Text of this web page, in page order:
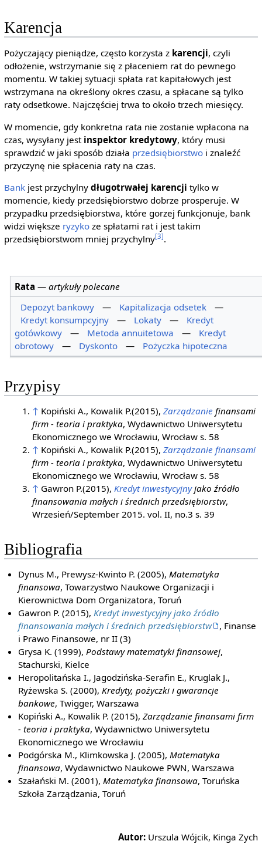
Karencja
Pożyczający pieniądze, często korzysta z karencji, czyli
odłożenie, wstrzymanie się z płaceniem rat do pewnego
momentu. W takiej sytuacji spłata rat kapitałowych jest
wstrzymana na określony okres czasu, a spłacane są tylko
raty odsetkowe. Najczęściej trwa to około trzech miesięcy.
W momencie, gdy konkretna rata nie zostanie wpłacona na
czas, wysyłany jest inspektor kredytowy, który musi
sprawdzić w jaki sposób działa przedsiębiorstwoi znaleźć
przyczynę nie spłacenia raty na czas.
Bankjest przychylny długotrwałej karencji tylko w
momencie, kiedy przedsiębiorstwo dobrze prosperuje. W
przypadku przedsiębiorstwa, które gorzej funkcjonuje, bank
widzi większe ryzykoze spłatami rat i jest takim
przedsiębiorstwom mniej przychylny[3].
Rata —artykuły polecane
Depozyt bankowy
— Kapitalizacja odsetek
—
Kredyt konsumpcyjny
— Lokaty —
Kredyt
gotówkowy
— Metoda annuitetowa —
Kredyt
obrotowy
— Dyskonto — Pożyczka hipoteczna
Przypisy
↑ Kopiński A., Kowalik P.(2015),Zarządzanie finansami
firm - teoria i praktyka, Wydawnictwo Uniwersytetu
Ekonomicznego we Wrocławiu, Wrocław s. 58
↑ Kopiński A., Kowalik P.(2015),Zarządzanie finansami
firm - teoria i praktyka, Wydawnictwo Uniwersytetu
Ekonomicznego we Wrocławiu, Wrocław s. 58
↑ Gawron P.(2015), Kredyt inwestycyjnyjako źródło
finansowania małych i średnich przedsiębiorstw,
Wrzesień/September 2015. vol. II, no.3 s. 39
Bibliografia
Dynus M., Prewysz-Kwinto P. (2005), Matematyka
finansowa, Towarzystwo Naukowe Organizacji i
Kierownictwa Dom Organizatora, Toruń
Gawron P. (2015), Kredyt inwestycyjny jako źródło
finansowania małych i średnich przedsiębiorstw
, Finanse
i Prawo Finansowe, nr II (3)
Grysa K. (1999), Podstawy matematyki finansowej,
Stachurski, Kielce
Heropolitańska I., Jagodzińska-Serafin E., Kruglak J.,
Ryżewska S. (2000), Kredyty, pożyczki i gwarancje
bankowe, Twigger, Warszawa
Kopiński A., Kowalik P. (2015),Zarządzanie finansami firm
- teoria i praktyka, Wydawnictwo Uniwersytetu
Ekonomicznego we Wrocławiu
Podgórska M., Klimkowska J. (2005), Matematyka
finansowa, Wydawnictwo Naukowe PWN, Warszawa
Szałański M. (2001), Matematyka finansowa, Toruńska
Szkoła Zarządzania, Toruń
Autor: Urszula Wójcik, Kinga Zych